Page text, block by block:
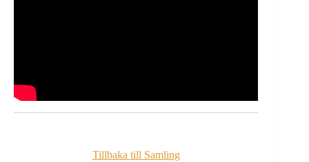
Tillbaka till Samling